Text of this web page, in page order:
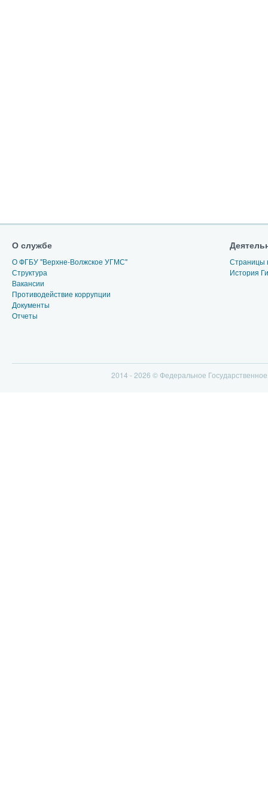
О службе
О ФГБУ "Верхне-Волжское УГМС"
Структура
Вакансии
Противодействие коррупции
Документы
Отчеты
Страницы
История
2014 - 2026 © Федеральное